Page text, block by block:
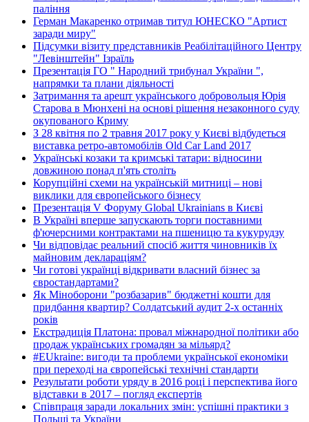
паління
Герман Макаренко отримав титул ЮНЕСКО "Артист
заради миру"
Підсумки візиту представників Реабілітаційного Центру
"Левінштейн" Ізраїль
Презентація ГО " Народний трибунал України ",
напрямки та плани діяльності
Затримання та арешт українського добровольця Юрія
Старова в Мюнхені на основі рішення незаконного суду
окупованого Криму
З 28 квітня по 2 травня 2017 року у Києві відбудеться
виставка ретро-автомобілів Old Car Land 2017
Українські козаки та кримські татари: відносини
довжиною понад п'ять століть
Корупційні схеми на українській митниці – нові
виклики для європейського бізнесу
Презентація V Форуму Global Ukrainians в Києві
В Україні вперше запускають торги поставними
ф'ючерсними контрактами на пшеницю та кукурудзу
Чи відповідає реальний спосіб життя чиновників їх
майновим деклараціям?
Чи готові українці відкривати власний бізнес за
євростандартами?
Як Міноборони "розбазарив" бюджетні кошти для
придбання квартир? Солдатський аудит 2-х останніх
років
Екстрадиція Платона: провал міжнародної політики або
продаж українських громадян за мільярд?
#EUkraine: вигоди та проблеми української економіки
при переході на європейські технічні стандарти
Результати роботи уряду в 2016 році і перспектива його
відставки в 2017 – погляд експертів
Співпраця заради локальних змін: успішні практики з
Польщі та України